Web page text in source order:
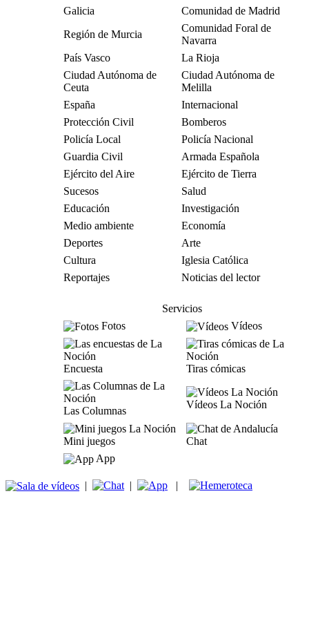
Galicia
Comunidad de Madrid
Región de Murcia
Comunidad Foral de
Navarra
País Vasco
La Rioja
Ciudad Autónoma de
Ceuta
Ciudad Autónoma de
Melilla
España
Internacional
Protección Civil
Bomberos
Policía Local
Policía Nacional
Guardia Civil
Armada Española
Ejército del Aire
Ejército de Tierra
Sucesos
Salud
Educación
Investigación
Medio ambiente
Economía
Deportes
Arte
Cultura
Iglesia Católica
Reportajes
Noticias del lector
Servicios
Fotos
Vídeos
Encuesta Tiras cómicas
Las Columnas
Vídeos La Noción
Mini juegos
Chat
App
| | |